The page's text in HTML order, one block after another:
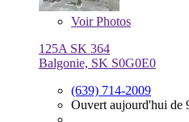
VoirPhotos
125A SK 364
Balgonie, SK S0G0E0
(639) 714-2009
Ouvert aujourd'hui de